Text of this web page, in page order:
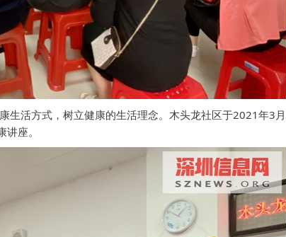
生活方式，树立健康的生活理念。木头龙社区于2021年3月
座。